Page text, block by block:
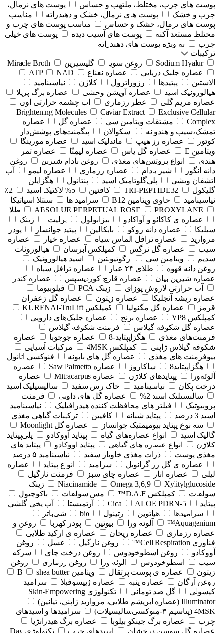
پوست های چرب، مختلط، ملتهب و حساس
پوست های نرمال،
چرب و خشک
پوست های نرمال، خشک و دهیدراته
مناسب
پوست های نرمال، خشک و حساس
مناسب پوست های چرب و
مختلط مستعد آکنه
پوست های آسیب دیده
پوست های خیلی
چرب
به ویژه پوست های دهیدراته
ترکیبات
Sodium Hyalur
روغن سویا گلیسیرین
Miracle Broth
عصاره جلبک دریایی
عصاره نعناع ATP
NAD
الاستین
پپتیدها رزوراترول کلاژن
⁠نیاسینامید
هیالورونیک اسید
عصاره آویشن وحشی
عصاره برگ پریلا
عصاره مریم گلی
عطر رزماری
اب چشمه حرارتی اون
Brightening Molecules
Caviar Extract
Exclusive Cellular
Complex
مشتقات ویتامین سی عصاره گل
عصاره
تمشک،سیب و هندوانه
اسکوالان
پیگمنت‌های پوشش‌دار
کوتور
عصاره رز هیپ ماندلیک اسید
عصاره مورینگا
ویتامین E
عصاره گل یاس عصاره لیمِتّا
عصاره تمر
هندی
انواع پروتئین‌های مغذی روغن بادام شیرین
روغن
دانه انگور
شیر بادام عصاره رزماری عصاره لیمو
آب
اتشفان ویشی
پلی‌گلوتامیک اسید پنتانول
هگزایلن
گلیکول
TRI-PEPTIDE32 کافئین 5% لاکتیک اسید
2٪
نیاسینامید
حاوی ویتامین B12 سرامید ها
سنتلا اسیاتیکا
ABSOLUE PERPETUAL ROSE
PROXYLANE
طلا
عصاره ی کاکائو و آواکادو
بیزابولول پرلیت
زینک
سیلیکا
عصاره دانه روکو بایکالین پپتید جوانساز
پودر
مروارید
عصاره ترافل الماس سیاه عصاره خیار
عصاره
سیب
عصاره گل نرگس کمپلکس آبرسان
هیالورونات
سدیم
ویتامین سی ارگوتیونئین
اسید هیالورونیک
روغن دانه قهوه
طلای ۲۴ عیار
عصاره ترافل سیاه
عصاره شیرین بیان
عصاره قارچ کوردیسپس
عصاره کندر
آب حرارتی لاروش پوزای
زینک PCA
فیلوبیوما
عصاره ریشه آنجلیکا
عصاره زیتون
عصاره گل زعفران
قرمز
عصاره گل مگنولیا
کمپلکس KURENAI-TruLift
کمپلکس VP8
عصاره برنج
عصاره جلبک‌های دارویی
عصاره گل شکوفه گیلاس
فرمنت شکوفه گیلاس
فرمنت‌های مغذی
هگزاپپتاید-8 عصاره جوجوبا
عصاره
شکوفه گیلاس ژاپنی
کمپلکس 4MSK
مرکبات آسیایی
بیوفرمنت های مغذی
عصاره گل های بابونه
فنوکسی اتانول
هگزاپپتاید8
ساکاروز عصاره Saw Palmetto
عصاره
آلوئه‌ورا
پپتایدهای کلاژن عصاره Mitracarpus
عصاره
درخت پکان
نیاسینامید خاک رس سفید
سالیسیلیک اسید
سالیسیلیک اسید 2%
عصاره گل های داویی
فرمنت
پروبیوتیک
فیلتر های محافظت کننده هیدرافیلیک
نیاسینامید
اسید 3 درصد
پپتاید شبانه کافیین
ترکیبات گیاهی مغذی
سه نوع پپتاید بیومیمتیک جوانساز
عصاره گل Moonlight
گالیک اسید
انواع عصاره‌های گیاه پپتاید آووکادو
پلی‌پپتاید
کلاژن
انواع عصاره های گیاهی پپتاید اووکادو
پپتاید های
مغذی پوست
ذرات مغذی خاویار سفید
نیاسینامید ۵ درصد
عصاره ی گل رز گرانویل
سرامید انواع پپتاید
عصاره
لیلی
عصاره انار عصاره چای سبز
فرمنت نارگیل
Niacinamide
Omega 3,6,9 Xylitylglucoside
زینک
سولفات
کمپلکس D.A.F™ مس سولفات
باکوچیول
پپتاید
5-Cica
ALOE PDRN آرتمیستا
آب یخی گلشی
سرامیدها
هیاتوین رتینول bio
شی‌باتر
Aquagenium™
آلوئه ورا بیوتین پودر کهربا
روغن و
عصاره رزماری
عصاره ریحان
عصاره ی ارکید طلایی
فناوری Cell Respiration™
روغن نارگیل عسل
روغن
آووکادو
روغن اسطوخودوس روغن درخت چای
سرکه
سیب
اسطوخودوس الوئه ورا روغن رزماری
روغن
زیتون
عصاره ی پوست پرتقال ویتامین Bshea butter
روغن آرگان
عصاره پنبه عصاره ژیپسوفیلا
سرامید
کپسولی
گل صد تومانی
تکنولوژی Skin-Empowering
Illuminator (عصاره ابریشم طلایی، مروارید ژاپنی، تیانین)
4MSK (پتاسیم ۴‑مِتوکسی‌سالیسیلات)
سرامیدها و اسیدهای
چرب
عصاره برگ جینکو بیلوبا
عصاره برگ هیدرانژیا
عصاره گل سوسن درخشان
اسیدهای چرب تکنولوژی Day